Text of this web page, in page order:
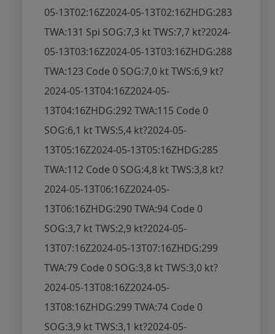
05-13T02:16Z2024-05-13T02:16ZHDG:283
TWA:131 Spi SOG:7,3 kt TWS:7,7 kt?2024-
05-13T03:16Z2024-05-13T03:16ZHDG:288
TWA:123 Code 0 SOG:7,0 kt TWS:6,9 kt?
2024-05-13T04:16Z2024-05-
13T04:16ZHDG:292 TWA:115 Code 0
SOG:6,1 kt TWS:5,4 kt?2024-05-
13T05:16Z2024-05-13T05:16ZHDG:285
TWA:112 Code 0 SOG:4,8 kt TWS:3,8 kt?
2024-05-13T06:16Z2024-05-
13T06:16ZHDG:290 TWA:94 Code 0
SOG:3,7 kt TWS:2,9 kt?2024-05-
13T07:16Z2024-05-13T07:16ZHDG:299
TWA:79 Code 0 SOG:3,8 kt TWS:3,0 kt?
2024-05-13T08:16Z2024-05-
13T08:16ZHDG:299 TWA:74 Code 0
SOG:3,9 kt TWS:3,1 kt?2024-05-